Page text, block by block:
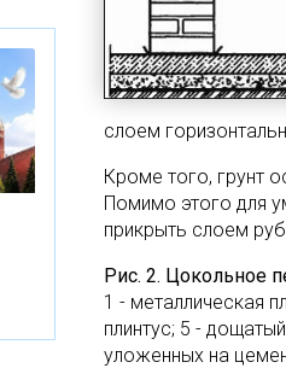
слоем
Кроме того, грунт
Помимо этого для
прикрыть слоем
Рис. 2. Цокольное
1 - металлическая
плинтус; 5 -
уложенных на